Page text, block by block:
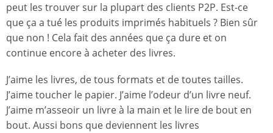
peut les trouver sur la plupart des clients P2P. Est-ce
que ça a tué les produits imprimés habituels ? Bien sûr
que non ! Cela fait des années que ça dure et on
continue encore à acheter des livres.
J’aime les livres, de tous formats et de toutes tailles.
J’aime toucher le papier. J’aime l’odeur d’un livre neuf.
J’aime m’asseoir un livre à la main et le lire de bout en
bout. Aussi bons que deviennent les livres